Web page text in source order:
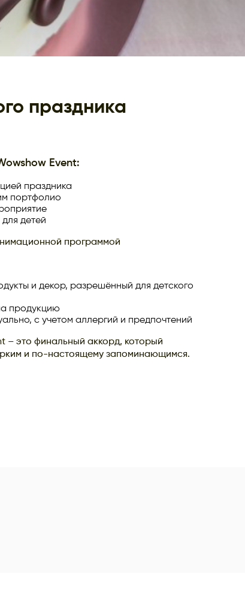
праздника
Event:
праздника
портфолио
детей
программой
и декор, разрешённый для детского
продукцию
с учетом аллергий и предпочтений
– это финальный аккорд, который
и по-настоящему запоминающимся.